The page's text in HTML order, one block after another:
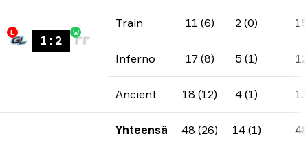
L
1 : 2
W
Train 11 (6) 2 (0) 15
Inferno 17 (8) 5 (1) 12
Ancient 18 (12) 4 (1) 13
Yhteensä 48 (26) 14 (1) 48